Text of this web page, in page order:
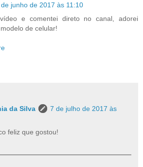
junho de 2017 às 11:10
e comentei direto no canal, adorei
de celular!
da Silva
7 de julho de 2017 às
feliz que gostou!